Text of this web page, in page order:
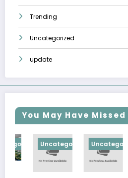
Trending
Uncategorized
update
You May Have Missed
Uncategorized Uncategorized